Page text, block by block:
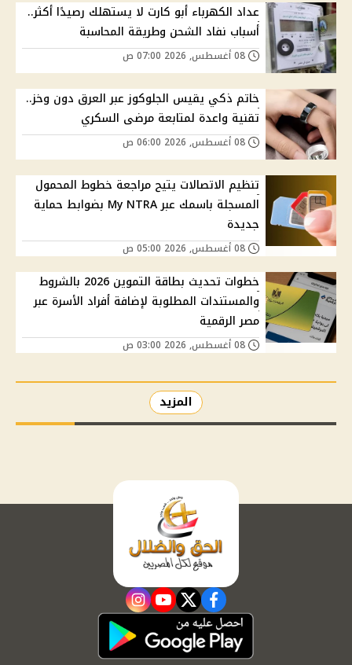
عداد الكهرباء أبو كارت لا يستهلك رصيدًا أكثر..
أسباب نفاد الشحن وطريقة المحاسبة
خاتم ذكي يقيس الجلوكوز عبر العرق دون وخز..
تقنية واعدة لمتابعة مرضى السكري
تنظيم الاتصالات يتيح مراجعة خطوط المحمول
المسجلة باسمك عبر My NTRA بضوابط حماية
جديدة
خطوات تحديث بطاقة التموين 2026 بالشروط
والمستندات المطلوبة لإضافة أفراد الأسرة عبر
مصر الرقمية
المزيد
facebook
twitter
youtube
instagram